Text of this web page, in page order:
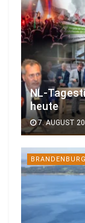
NL-
heute
7. AUGUST
BRANDENBURG